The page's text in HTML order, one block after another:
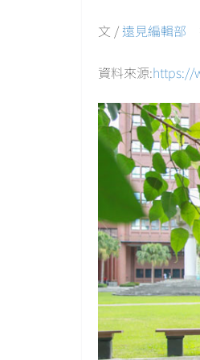
文 /遠見編輯部
資料來源:https://